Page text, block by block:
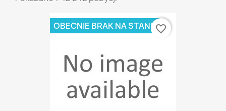
OBECNIE BRAK NA STANIEfavorite_border